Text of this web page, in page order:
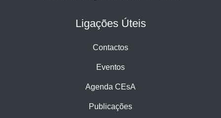
Ligações Úteis
Contactos
Eventos
Agenda CEsA
Publicações